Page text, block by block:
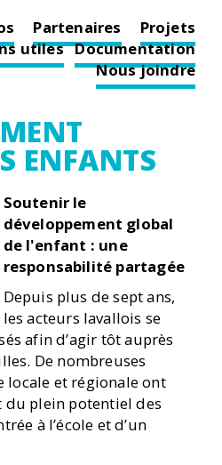
Partenaires
Projets
utiles Documentation
Nous joindre
ENFANTS
Soutenir le
développement global
de l'enfant : une
responsabilité partagée
Depuis plus de sept ans,
les acteurs lavallois se
afin d’agir tôt auprès
De nombreuses
locale et régionale ont
du plein potentiel des
à l’école et d’un